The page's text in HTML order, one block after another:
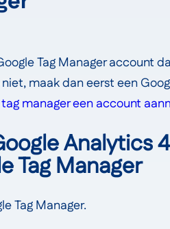
Tag Manager account
niet, maak dan eerst een
manager een account
Analytics
Tag Manager
Tag Manager.